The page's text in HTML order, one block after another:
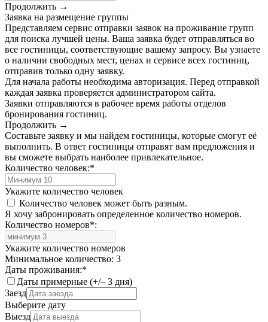
Продолжить →
Заявка на размещение группы
Представляем сервис отправки заявок на проживание групп
для поиска лучшей цены. Ваша заявка будет отправляться во
все гостиницы, соответствующие вашему запросу. Вы узнаете
о наличии свободных мест, ценах и сервисе всех гостиниц,
отправив только одну заявку.
Для начала работы необходима авторизация. Перед отправкой
каждая заявка проверяется администратором сайта.
Заявки отправляются в рабочее время работы отделов
бронирования гостиниц.
Продолжить →
Составьте заявку и мы найдем гостиницы, которые смогут её
выполнить. В ответ гостиницы отправят вам предложения и
вы сможете выбрать наиболее привлекательное.
Количество человек:*
Укажите количество человек
Количество человек может быть разным.
Я хочу забронировать определенное количество номеров.
Количество номеров*:
Укажите количество номеров
Минимальное количество: 3
Даты проживания:*
Даты примерные (+/– 3 дня)
Заезд
Выберите дату
Выезд